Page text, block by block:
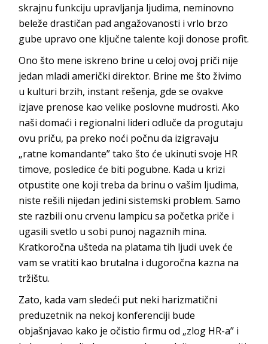
skrajnu funkciju upravljanja ljudima, neminovno
beleže drastičan pad angažovanosti i vrlo brzo
gube upravo one ključne talente koji donose profit.
Ono što mene iskreno brine u celoj ovoj priči nije
jedan mladi američki direktor. Brine me što živimo
u kulturi brzih, instant rešenja, gde se ovakve
izjave prenose kao velike poslovne mudrosti. Ako
naši domaći i regionalni lideri odluče da progutaju
ovu priču, pa preko noći počnu da izigravaju
„ratne komandante” tako što će ukinuti svoje HR
timove, posledice će biti pogubne. Kada u krizi
otpustite one koji treba da brinu o vašim ljudima,
niste rešili nijedan jedini sistemski problem. Samo
ste razbili onu crvenu lampicu sa početka priče i
ugasili svetlo u sobi punoj nagaznih mina.
Kratkoročna ušteda na platama tih ljudi uvek će
vam se vratiti kao brutalna i dugoročna kazna na
tržištu.
Zato, kada vam sledeći put neki harizmatični
preduzetnik na nekoj konferenciji bude
objašnjavao kako je očistio firmu od „zlog HR-a” i